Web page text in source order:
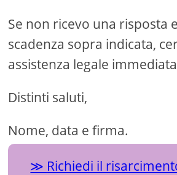
Se non ricevo una risposta
scadenza sopra indicata,
assistenza legale
Distinti saluti,
Nome, data e firma.
Richiedi il